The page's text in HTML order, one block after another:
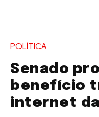
POLÍTICA
Senado
benefício
internet